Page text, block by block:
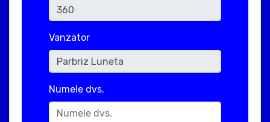
Vanzator
Numele dvs.